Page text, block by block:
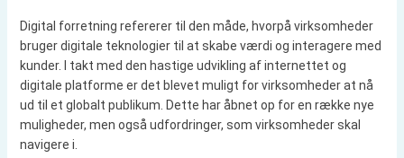
Digital forretning refererer til den måde, hvorpå virksomheder
bruger digitale teknologier til at skabe værdi og interagere med
kunder. I takt med den hastige udvikling af internettet og
digitale platforme er det blevet muligt for virksomheder at nå
ud til et globalt publikum. Dette har åbnet op for en række nye
muligheder, men også udfordringer, som virksomheder skal
navigere i.